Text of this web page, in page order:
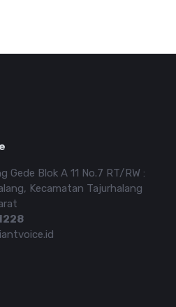
Gede Blok A 11 No.7 RT/RW :
Kecamatan Tajurhalang